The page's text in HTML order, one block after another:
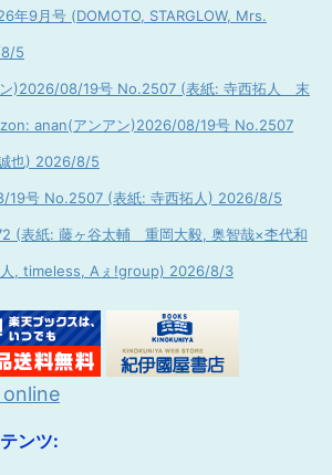
年9月号 (DOMOTO, STARGLOW, Mrs.
5
)2026/08/19号 No.2507 (表紙: 寺西拓人 末
anan(アンアン)2026/08/19号 No.2507
也) 2026/8/5
19号 No.2507 (表紙: 寺西拓人) 2026/8/5
(表紙: 藤ヶ谷太輔 重岡大毅, 奥智哉×杢代和
人, timeless, Aぇ!group) 2026/8/3
ンツ: